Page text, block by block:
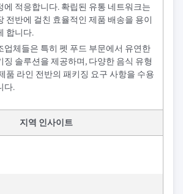
에 적응합니다. 확립된 유통 네트워크는
전반에 걸친 효율적인 제품 배송을 용이
합니다.
업체들은 특히 펫 푸드 부문에서 유연한
징 솔루션을 제공하며, 다양한 음식 유형
품 라인 전반의 패키징 요구 사항을 수용
다.
지역 인사이트